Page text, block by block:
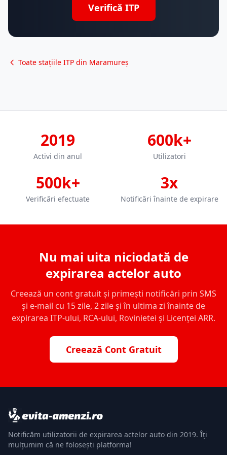
Verifică ITP
Toate stațiile ITP din Maramureș
2019
Activi din anul
600k+
Utilizatori
500k+
Verificări efectuate
3x
Notificări înainte de expirare
Nu mai uita niciodată de
expirarea actelor auto
Creează un cont gratuit și primești notificări prin SMS
și e-mail cu 15 zile, 2 zile și în ultima zi înainte de
expirarea ITP-ului, RCA-ului, Rovinietei și Licenței ARR.
Creează Cont Gratuit
Notificăm utilizatorii de expirarea actelor auto din 2019. Îți
mulțumim că ne folosești platforma!